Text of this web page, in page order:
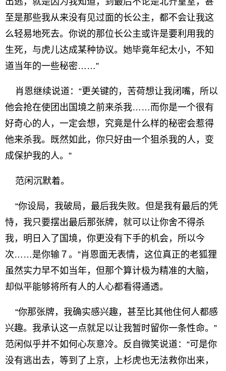
至是那些我从来没有见过面的长公主，都不会让我这
么轻易地死去。你说的那位长公主或许是要利用我的
生死，与虎儿达成某种协议。她毕竟年纪太小，不知
道当年的一些秘密……”
肖恩继续说道：“更关键的，苦荷想让我闭嘴，所以
他会抢在使团出国境之前来杀我……而你是一个很有
好奇心的人，一定会想，究竟是什么样的秘密会惹得
他来杀我。既然如此，你只好由一个狙杀我的人，变
成保护我的人。”
范闲沉默着。
“你设局，我破局，最后我失败。但是我有最后的凭
恃，我只要摆出最后那张牌，就可以让你舍不得杀
我，明日入了国境，你更没有下手的机会，所以今
次……是你输７。”肖恩面无表情，这位真正的老狐狸
虽然实力早不如当年，但那个算计极为精准的大脑，
却似平能够将所有人的人心都看得通透。
“你那张牌，我确实感兴趣，甚至比其他住何人都感
兴趣。我承认这一点就足以让我暂时留你一条性命。”
范闲似乎并不如何心灰意冷。反自微笑说道：“可是你
没有逃出去，等到了上京，上杉虎也无法救你出来，